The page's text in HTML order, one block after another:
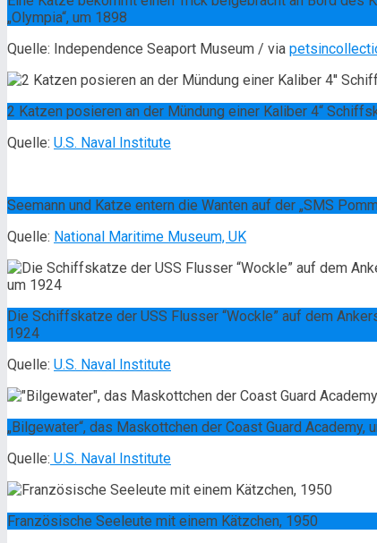
„Olympia“, um 1898
Quelle: Independence Seaport Museum / via
2 Katzen posieren an der Mündung einer Kaliber 4“
Quelle: U.S. Naval Institute
Seemann und Katze entern die Wanten auf der „SMS
Quelle: National Maritime Museum, UK
Die Schiffskatze der USS Flusser “Wockle” auf dem
1924
Quelle: U.S. Naval Institute
„Bilgewater“, das Maskottchen der Coast Guard Academy,
Quelle: U.S. Naval Institute
Französische Seeleute mit einem Kätzchen, 1950